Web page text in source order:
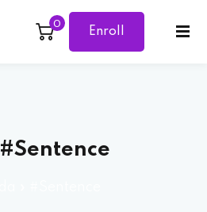
0
Enroll
#Sentence
Sign up